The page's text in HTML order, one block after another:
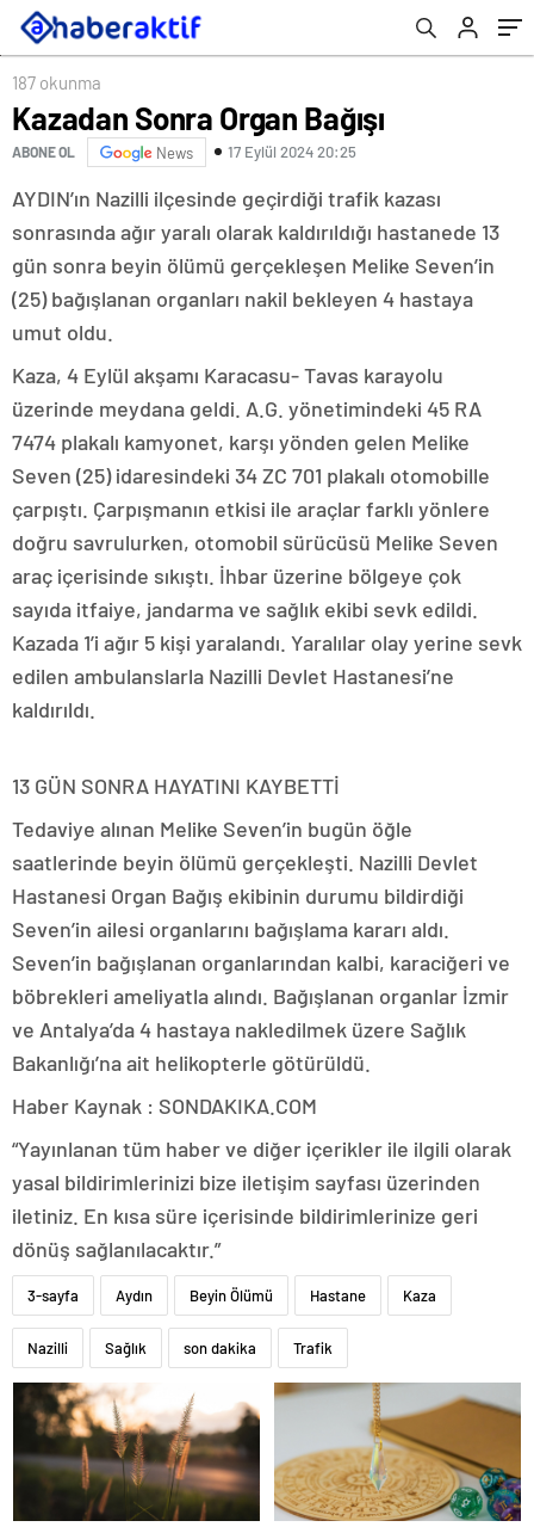
187 okunma
Kazadan Sonra Organ Bağışı
ABONE OL News 17 Eylül 2024 20:25
AYDIN’ın Nazilli ilçesinde geçirdiği trafik kazası
sonrasında ağır yaralı olarak kaldırıldığı hastanede 13
gün sonra beyin ölümü gerçekleşen Melike Seven’in
(25) bağışlanan organları nakil bekleyen 4 hastaya
umut oldu.
Kaza, 4 Eylül akşamı Karacasu- Tavas karayolu
üzerinde meydana geldi. A.G. yönetimindeki 45 RA
7474 plakalı kamyonet, karşı yönden gelen Melike
Seven (25) idaresindeki 34 ZC 701 plakalı otomobille
çarpıştı. Çarpışmanın etkisi ile araçlar farklı yönlere
doğru savrulurken, otomobil sürücüsü Melike Seven
araç içerisinde sıkıştı. İhbar üzerine bölgeye çok
sayıda itfaiye, jandarma ve sağlık ekibi sevk edildi.
Kazada 1’i ağır 5 kişi yaralandı. Yaralılar olay yerine sevk
edilen ambulanslarla Nazilli Devlet Hastanesi’ne
kaldırıldı.
13 GÜN SONRA HAYATINI KAYBETTİ
Tedaviye alınan Melike Seven’in bugün öğle
saatlerinde beyin ölümü gerçekleşti. Nazilli Devlet
Hastanesi Organ Bağış ekibinin durumu bildirdiği
Seven’in ailesi organlarını bağışlama kararı aldı.
Seven’in bağışlanan organlarından kalbi, karaciğeri ve
böbrekleri ameliyatla alındı. Bağışlanan organlar İzmir
ve Antalya’da 4 hastaya nakledilmek üzere Sağlık
Bakanlığı’na ait helikopterle götürüldü.
Haber Kaynak : SONDAKIKA.COM
“Yayınlanan tüm haber ve diğer içerikler ile ilgili olarak
yasal bildirimlerinizi bize iletişim sayfası üzerinden
iletiniz. En kısa süre içerisinde bildirimlerinize geri
dönüş sağlanılacaktır.”
3-sayfa Aydın Beyin Ölümü Hastane Kaza
Nazilli Sağlık son dakika Trafik